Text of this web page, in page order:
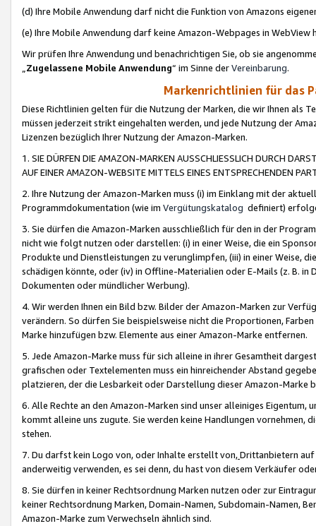
(d) Ihre Mobile Anwendung darf nicht die Funktion von Amazons
(e) Ihre Mobile Anwendung darf keine Amazon-Webpages in WebView
Wir prüfen Ihre Anwendung und benachrichtigen Sie, ob sie
„Zugelassene Mobile Anwendung“ im Sinne derVereinbarung.
Markenrichtlinien für das
Diese Richtlinien gelten für die Nutzung der Marken, die wir Ihnen als
müssen jederzeit strikt eingehalten werden, und jede Nutzung der
Lizenzen bezüglich Ihrer Nutzung der Amazon-Marken.
1. SIE DÜRFEN DIE AMAZON-MARKEN AUSSCHLIESSLICH DURCH
AUF EINER AMAZON-WEBSITE MITTELS EINES ENTSPRECHENDEN
2. Ihre Nutzung der Amazon-Marken muss (i) im Einklang mit der
Programmdokumentation (wie im Vergütungskatalog definiert)
3. Sie dürfen die Amazon-Marken ausschließlich für den in der
nicht wie folgt nutzen oder darstellen: (i) in einer Weise, die ein
Produkte und Dienstleistungen zu verunglimpfen, (iii) in einer Weise,
schädigen könnte, oder (iv) in Offline-Materialien oder E-Mails (z. B. in
Dokumenten oder mündlicher Werbung).
4. Wir werden Ihnen ein Bild bzw. Bilder der Amazon-Marken zur
verändern. So dürfen Sie beispielsweise nicht die Proportionen,
Marke hinzufügen bzw. Elemente aus einer Amazon-Marke entfernen.
5. Jede Amazon-Marke muss für sich alleine in ihrer Gesamtheit
grafischen oder Textelementen muss ein hinreichender Abstand
platzieren, der die Lesbarkeit oder Darstellung dieser Amazon-Marke
6. Alle Rechte an den Amazon-Marken sind unser alleiniges
kommt alleine uns zugute. Sie werden keine Handlungen vornehmen,
stehen.
7. Du darfst kein Logo von, oder Inhalte erstellt von,Drittanbietern auf
anderweitig verwenden, es sei denn, du hast von diesem Verkäufer
8. Sie dürfen in keiner Rechtsordnung Marken nutzen oder zur
keiner Rechtsordnung Marken, Domain-Namen, Subdomain-Namen,
Amazon-Marke zum Verwechseln ähnlich sind.